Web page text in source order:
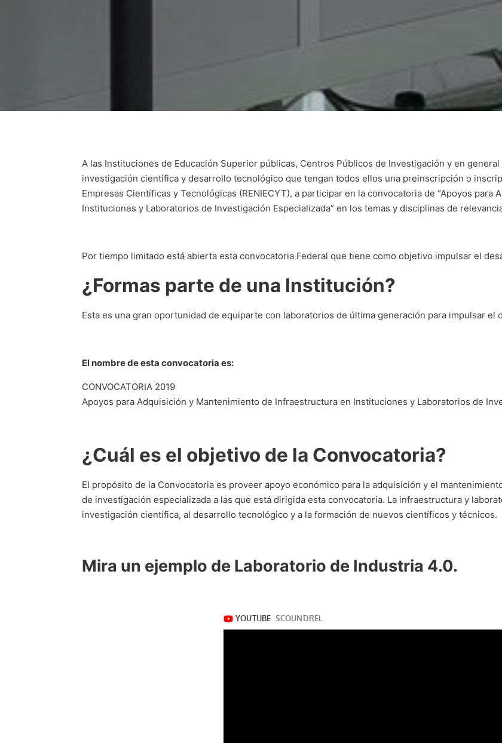
A las Instituciones de Educación Superior públicas, Centros Públicos de Investigación y en
investigación científica y desarrollo tecnológico que tengan todos ellos una preinscripción o
Empresas Científicas y Tecnológicas (RENIECYT), a participar en la convocatoria de “Apoyos
Instituciones y Laboratorios de Investigación Especializada” en los temas y disciplinas de
Por tiempo limitado está abierta esta convocatoria Federal que tiene como objetivo impulsar el
¿Formas parte de una Institución?
Esta es una gran oportunidad de equiparte con laboratorios de última generación para impulsar
El nombre de esta convocatoria es:
CONVOCATORIA 2019
Apoyos para Adquisición y Mantenimiento de Infraestructura en Instituciones y Laboratorios de
¿Cuál es el objetivo de la Convocatoria?
El propósito de la Convocatoria es proveer apoyo económico para la adquisición y el
de investigación especializada a las que está dirigida esta convocatoria. La infraestructura y
investigación científica, al desarrollo tecnológico y a la formación de nuevos científicos y técnicos.
Mira un ejemplo de Laboratorio de Industria 4.0.